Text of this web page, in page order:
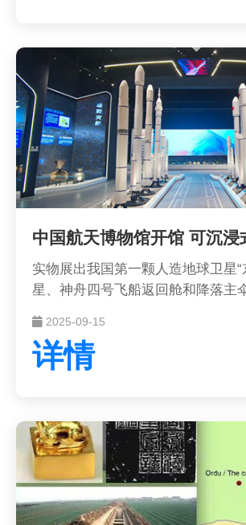
实物展出我国第一颗人造地球卫星
星、神舟四号飞船返回舱和降落主
国空间站VR漫游系统……11月16日
正式开馆，首次全系统展示中国航
航天历史与成就，为公众提供感受
2025-09-15
详情